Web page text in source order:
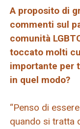
A proposito di
commenti sul
comunità
toccato molti
importante per
in quel modo?
“Penso di
quando si tratta